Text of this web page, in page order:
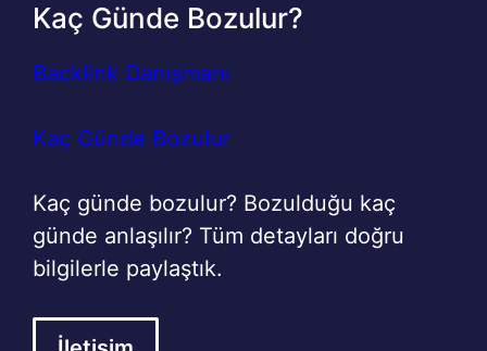
Kaç Günde Bozulur?
Backlink Danışmanı
Kaç Günde Bozulur
Kaç günde bozulur? Bozulduğu kaç
günde anlaşılır? Tüm detayları doğru
bilgilerle paylaştık.